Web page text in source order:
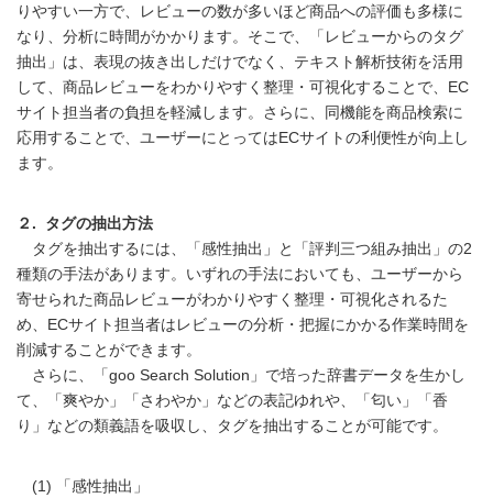
りやすい一方で、レビューの数が多いほど商品への評価も多様に
なり、分析に時間がかかります。そこで、「レビューからのタグ
抽出」は、表現の抜き出しだけでなく、テキスト解析技術を活用
して、商品レビューをわかりやすく整理・可視化することで、EC
サイト担当者の負担を軽減します。さらに、同機能を商品検索に
応用することで、ユーザーにとってはECサイトの利便性が向上し
ます。
２. タグの抽出方法
タグを抽出するには、「感性抽出」と「評判三つ組み抽出」の2
種類の手法があります。いずれの手法においても、ユーザーから
寄せられた商品レビューがわかりやすく整理・可視化されるた
め、ECサイト担当者はレビューの分析・把握にかかる作業時間を
削減することができます。
さらに、「goo Search Solution」で培った辞書データを生かし
て、「爽やか」「さわやか」などの表記ゆれや、「匂い」「香
り」などの類義語を吸収し、タグを抽出することが可能です。
(1) 「感性抽出」